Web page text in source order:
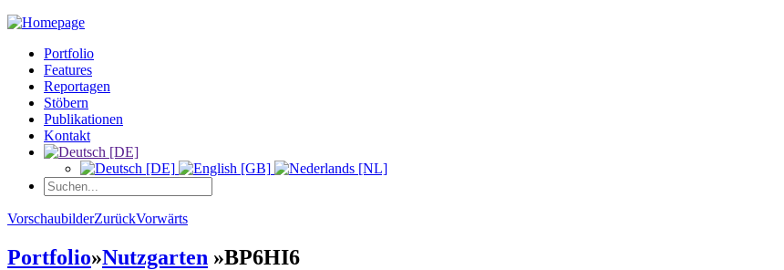
Portfolio
Features
Reportagen
Stöbern
Publikationen
Kontakt
VorschaubilderZurückVorwärts
Portfolio»Nutzgarten »BP6HI6